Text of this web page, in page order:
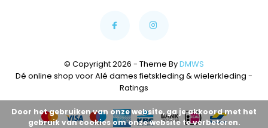
© Copyright 2026 - Theme ByDMWS
Dé online shop voor Alé dames fietskleding & wielerkleding -
Ratings
Door het gebruiken van onze website, ga je akkoord met het
gebruik van cookies om onze website te verbeteren.